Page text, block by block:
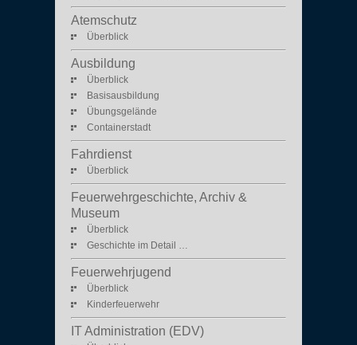
Atemschutz
Überblick
Ausbildung
Überblick
Basisausbildung
Übungsgelände
Containerstadt
Fahrdienst
Überblick
Feuerwehrgeschichte, Archiv &
Museum
Überblick
Geschichte im Detail …
Feuerwehrjugend
Überblick
Kinderfeuerwehr
IT Administration (EDV)